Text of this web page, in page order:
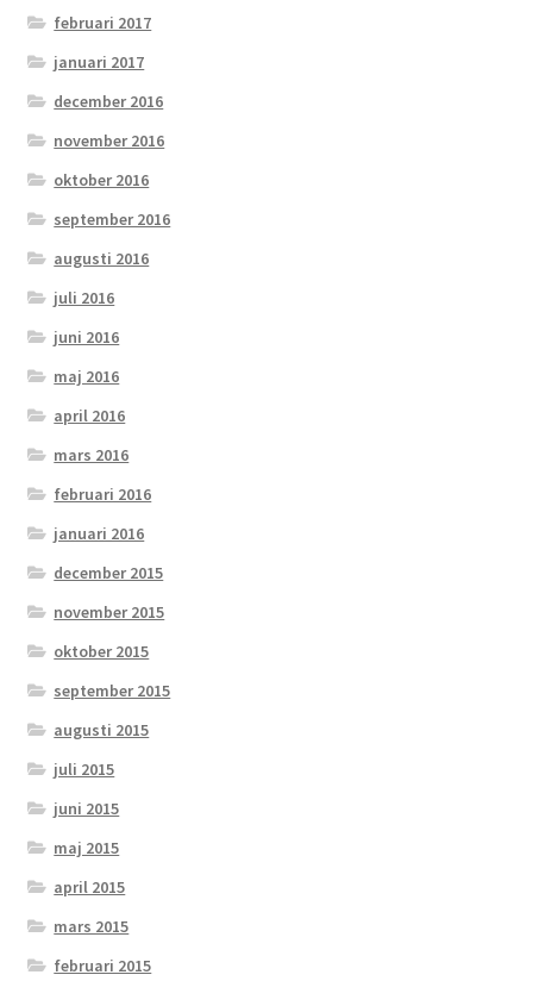
februari 2017
januari 2017
december 2016
november 2016
oktober 2016
september 2016
augusti 2016
juli 2016
juni 2016
maj 2016
april 2016
mars 2016
februari 2016
januari 2016
december 2015
november 2015
oktober 2015
september 2015
augusti 2015
juli 2015
juni 2015
maj 2015
april 2015
mars 2015
februari 2015